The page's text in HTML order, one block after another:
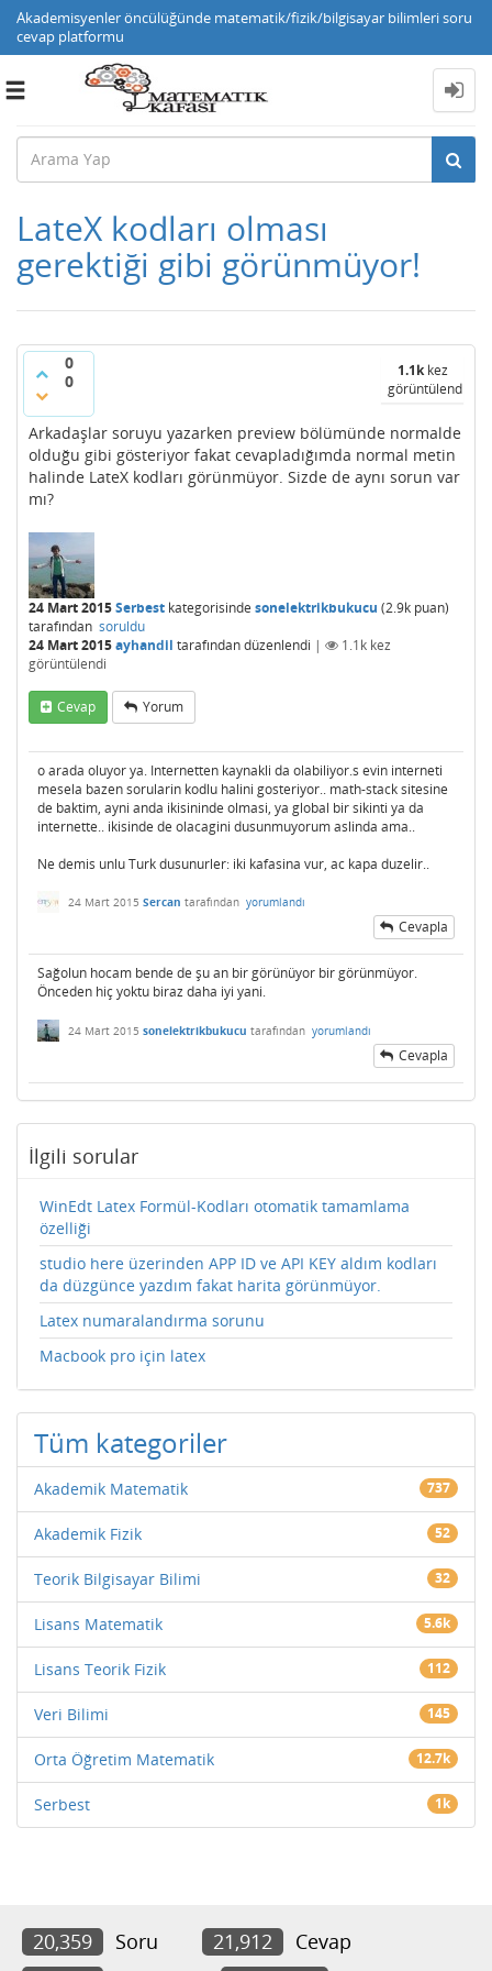
Akademisyenler öncülüğünde matematik/fizik/bilgisayar bilimleri soru
cevap platformu
Toggle
LateX kodları olması
gerektiği gibi görünmüyor!
0
0
1.1kkez
görüntülendi
Arkadaşlar soruyu yazarken preview bölümünde normalde
olduğu gibi gösteriyor fakat cevapladığımda normal metin
halinde LateX kodları görünmüyor. Sizde de aynı sorun var
mı?
24 Mart 2015Serbest kategorisinde sonelektrikbukucu (2.9k puan)
tarafından soruldu
24 Mart 2015ayhandil tarafındandüzenlendi | 1.1k kez
görüntülendi
Cevap Yorum
o arada oluyor ya. Internetten kaynakli da olabiliyor.s evin interneti
mesela bazen sorularin kodlu halini gosteriyor.. math-stack sitesine
de baktim, ayni anda ikisininde olmasi, ya global bir sikinti ya da
internette.. ikisinde de olacagini dusunmuyorum aslinda ama..
Ne demis unlu Turk dusunurler: iki kafasina vur, ac kapa duzelir..
24 Mart 2015 Sercan tarafından yorumlandı
Cevapla
Sağolun hocam bende de şu an bir görünüyor bir görünmüyor.
Önceden hiç yoktu biraz daha iyi yani.
24 Mart 2015 sonelektrikbukucu tarafından yorumlandı
Cevapla
İlgili sorular
WinEdt Latex Formül-Kodları otomatik tamamlama
özelliği
studio here üzerinden APP ID ve API KEY aldım kodları
da düzgünce yazdım fakat harita görünmüyor.
Latex numaralandırma sorunu
Macbook pro için latex
Tüm kategoriler
Akademik Matematik 737
Akademik Fizik 52
Teorik Bilgisayar Bilimi 32
Lisans Matematik 5.6k
Lisans Teorik Fizik 112
Veri Bilimi 145
Orta Öğretim Matematik 12.7k
Serbest 1k
20,359 Soru 21,912
Cevap